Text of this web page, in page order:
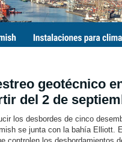
geotécnico
del 2 de
los desbordes de cinco
se junta con la bahía Elliott.